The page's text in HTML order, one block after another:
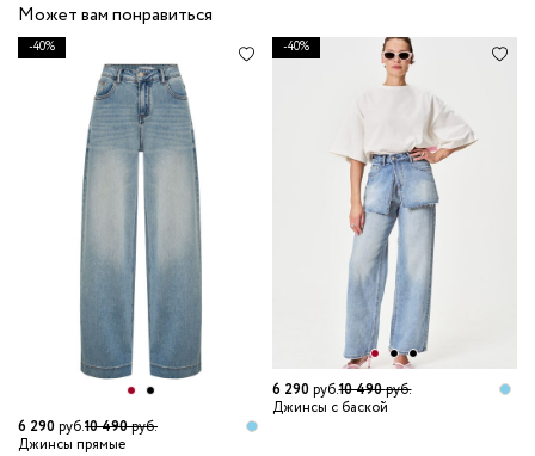
Может вам понравиться
-40%
6 290руб.10 490руб.
Джинсы прямые
-40%
6 290руб.10 490руб.
Джинсы с баской